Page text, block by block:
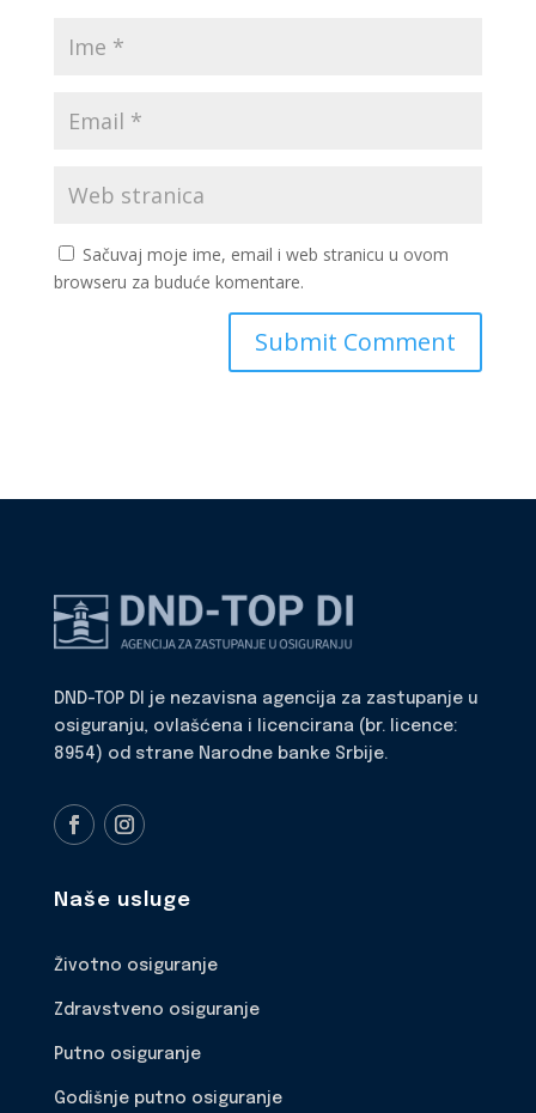
Sačuvaj moje ime, email i web stranicu u ovom
browseru za buduće komentare.
DND-TOP DI je nezavisna agencija za zastupanje u
osiguranju, ovlašćena i licencirana (br. licence:
8954) od strane Narodne banke Srbije.
Naše usluge
Životno osiguranje
Zdravstveno osiguranje
Putno osiguranje
Godišnje putno osiguranje